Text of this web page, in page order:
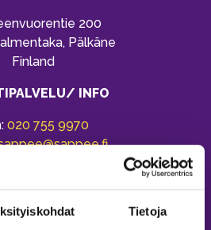
Tietoja
200
Pälkäne
Finland
INFO
020 755 9970